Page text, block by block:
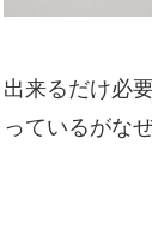
出来るだけ必
っているがな